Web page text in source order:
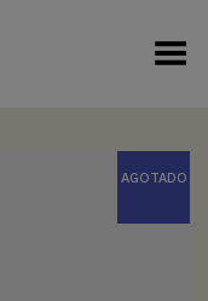
Menú Alterno
AGOTADO